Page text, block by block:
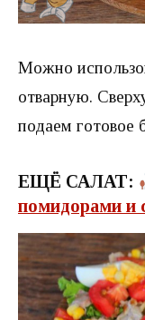
Можно
отварную.
подаем готовое
ЕЩЁ САЛАТ:
помидорами и